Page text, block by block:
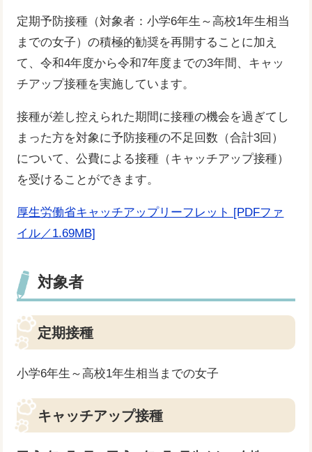
​定期予防接種（対象者：小学6年生～高校1年生相当
までの女子）の積極的勧奨を再開することに加え
て、令和4年度から令和7年度までの3年間、キャッ
チアップ接種を実施しています。
接種が差し控えられた期間に接種の機会を過ぎてし
まった方を対象に予防接種の不足回数（合計3回）
について、公費による接種（キャッチアップ接種）
を受けることができます。
厚生労働省キャッチアップリーフレット [PDFファ
イル／1.69MB]
対象者
定期接種
​小学6年生～高校1年生相当までの女子
キャッチアップ接種